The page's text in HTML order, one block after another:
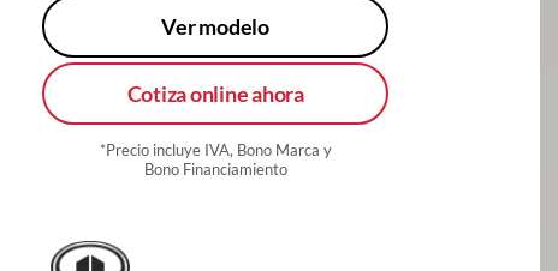
Ver modelo
Cotiza online ahora
*Precio incluye IVA, Bono Marca y
Bono Financiamiento